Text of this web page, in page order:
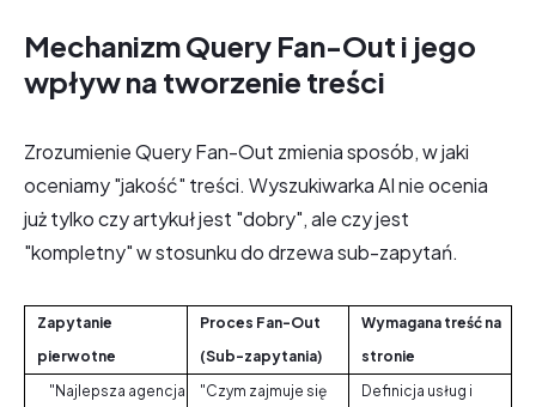
Mechanizm Query Fan-Out i jego
wpływ na tworzenie treści
Zrozumienie Query Fan-Out zmienia sposób, w jaki
oceniamy "jakość" treści. Wyszukiwarka AI nie ocenia
już tylko czy artykuł jest "dobry", ale czy jest
"kompletny" w stosunku do drzewa sub-zapytań.
Zapytanie
pierwotne
Proces Fan-Out
(Sub-zapytania)
Wymagana treść na
stronie
"Najlepsza agencja
"Czym zajmuje się
Definicja usług i